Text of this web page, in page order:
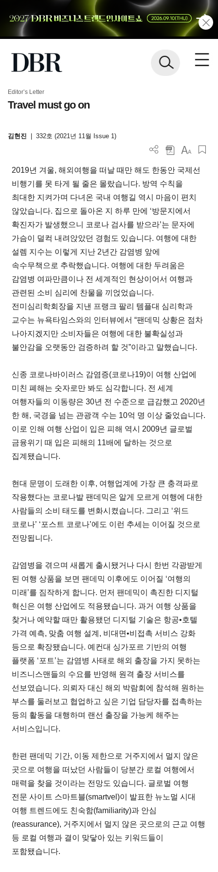
Editor’s Letter
Travel must go on
김현진 332호 (2021년 11월 Issue 1)
2019년 겨울, 해외여행을 떠날 때만 해도 한동안 국제선
비행기를 못 타게 될 줄은 몰랐습니다. 방역 수칙을
최대한 지켜가며 다녀온 국내 여행길 역시 마음이 편치
않았습니다. 집으로 돌아온 지 하루 만에 ‘방문지에서
확진자가 발생했으니 코로나 검사를 받으라’는 문자에
가슴이 덜컥 내려앉았던 경험도 있습니다. 여행에 대한
설렘 지수는 이렇게 지난 2년간 감염병 앞에
속수무책으로 추락했습니다. 여행에 대한 두려움은
감염병 여파만큼이나 전 세계적인 현상이어서 여행과
관련된 소비 심리에 찬물을 끼얹었습니다.
전미심리학회장을 지낸 프랭크 팔리 템플대 심리학과
교수는 뉴욕타임스와의 인터뷰에서 “팬데믹 상황은 점차
나아지겠지만 소비자들은 여행에 대한 불확실성과
불안감을 오랫동안 검증하려 할 것”이라고 말했습니다.
신종 코로나바이러스 감염증(코로나19)이 여행 산업에
미친 폐해는 숫자로만 봐도 심각합니다. 전 세계
여행자들의 이동량은 30년 전 수준으로 급감했고 2020년
한 해, 국경을 넘는 관광객 수는 10억 명 이상 줄었습니다.
이로 인해 여행 산업이 입은 피해 역시 2009년 글로벌
금융위기 때 입은 피해의 11배에 달하는 것으로
집계됐습니다.
현대 문명이 도래한 이후, 여행업계에 가장 큰 충격파로
작용했다는 코로나발 팬데믹은 알게 모르게 여행에 대한
사람들의 소비 태도를 변화시켰습니다. 그리고 ‘위드
코로나’ ‘포스트 코로나’에도 이런 추세는 이어질 것으로
전망됩니다.
감염병을 겪으며 새롭게 출시됐거나 다시 한번 각광받게
된 여행 상품을 보면 팬데믹 이후에도 이어질 ‘여행의
미래’를 짐작하게 합니다. 먼저 팬데믹이 촉진한 디지털
혁신은 여행 산업에도 적용됐습니다. 과거 여행 상품을
찾거나 예약할 때만 활용됐던 디지털 기술은 항공•호텔
가격 예측, 맞춤 여행 설계, 비대면•비접촉 서비스 강화
등으로 확장됐습니다. 예컨대 싱가포르 기반의 여행
플랫폼 ‘포트’는 감염병 사태로 해외 출장을 가지 못하는
비즈니스맨들의 수요를 반영해 원격 출장 서비스를
선보였습니다. 의뢰자 대신 해외 박람회에 참석해 원하는
부스를 둘러보고 협업하고 싶은 기업 담당자를 접촉하는
등의 활동을 대행하며 랜선 출장을 가능케 해주는
서비스입니다.
한편 팬데믹 기간, 이동 제한으로 거주지에서 멀지 않은
곳으로 여행을 떠났던 사람들이 당분간 로컬 여행에서
매력을 찾을 것이라는 전망도 있습니다. 글로벌 여행
전문 사이트 스마트블(smartvel)이 발표한 뉴노멀 시대
여행 트렌드에도 친숙함(familiarity)과 안심
(reassurance), 거주지에서 멀지 않은 곳으로의 근교 여행
등 로컬 여행과 결이 맞닿아 있는 키워드들이
포함됐습니다.